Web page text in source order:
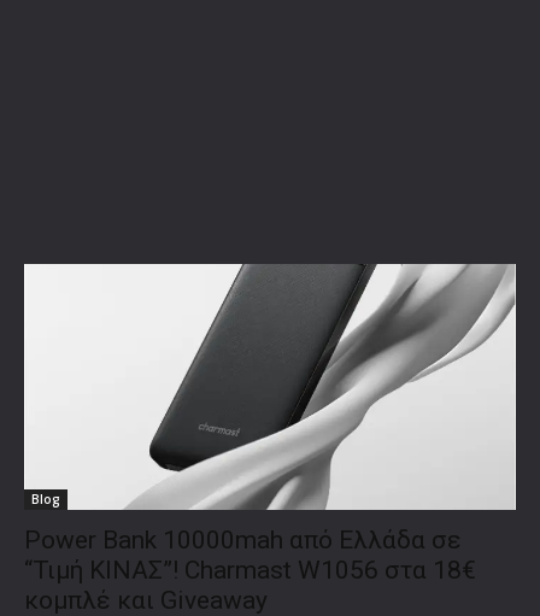
Blog
Power Bank 10000mah από Ελλάδα σε
“Τιμή ΚΙΝΑΣ”! Charmast W1056 στα 18€
κομπλέ και Giveaway